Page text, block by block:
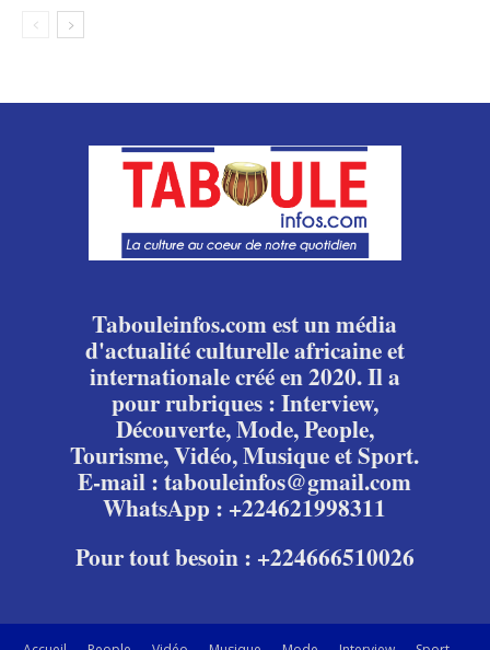
Tabouleinfos.com est un média
d'actualité culturelle africaine et
internationale créé en 2020. Il a
pour rubriques : Interview,
Découverte, Mode, People,
Tourisme, Vidéo, Musique et Sport.
E-mail : tabouleinfos@gmail.com
WhatsApp : +224621998311
Pour tout besoin : +224666510026